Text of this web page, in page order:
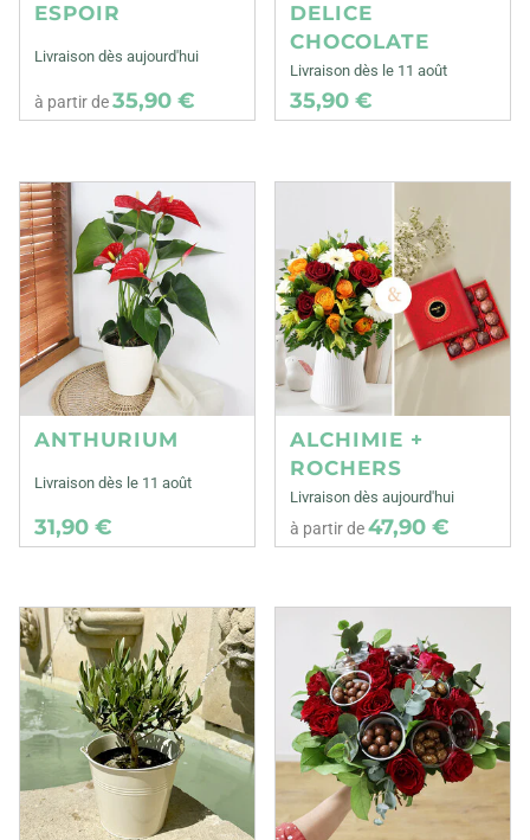
ESPOIR
Livraison dès aujourd'hui
à partir de35,90 €
DELICE
CHOCOLATE
Livraison dès le 11 août
35,90 €
ANTHURIUM
Livraison dès le 11 août
31,90 €
ALCHIMIE +
ROCHERS
Livraison dès aujourd'hui
à partir de47,90 €